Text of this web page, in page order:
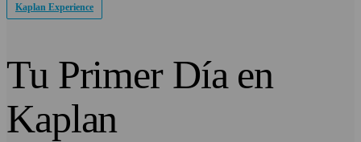
Kaplan Experience
Tu Primer Día en
Kaplan